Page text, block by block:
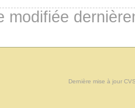
modifiée
Dernière mise à jour